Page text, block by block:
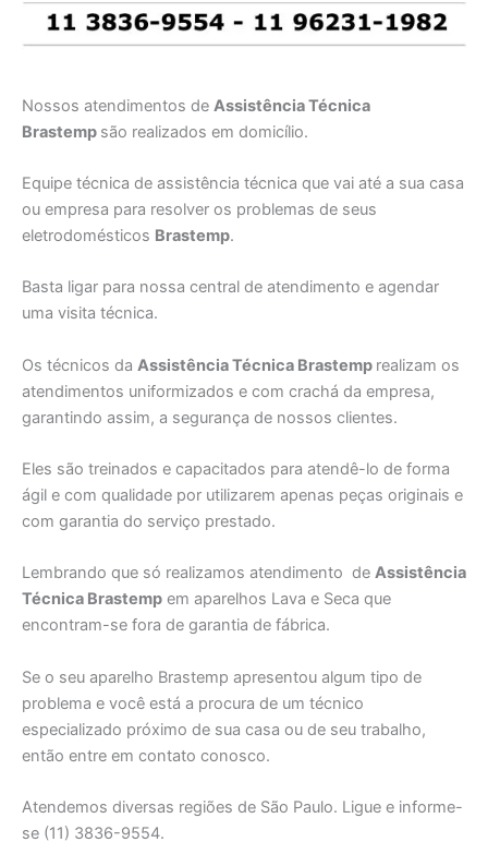
Nossos atendimentos de Assistência Técnica
Brastemp são realizados em domicílio.
Equipe técnica de assistência técnica que vai até a sua casa
ou empresa para resolver os problemas de seus
eletrodomésticos Brastemp.
Basta ligar para nossa central de atendimento e agendar
uma visita técnica.
Os técnicos da Assistência Técnica Brastemp realizam os
atendimentos uniformizados e com crachá da empresa,
garantindo assim, a segurança de nossos clientes.
Eles são treinados e capacitados para atendê-lo de forma
ágil e com qualidade por utilizarem apenas peças originais e
com garantia do serviço prestado.
Lembrando que só realizamos atendimento de Assistência
Técnica Brastemp em aparelhos Lava e Seca que
encontram-se fora de garantia de fábrica.
Se o seu aparelho Brastemp apresentou algum tipo de
problema e você está a procura de um técnico
especializado próximo de sua casa ou de seu trabalho,
então entre em contato conosco.
Atendemos diversas regiões de São Paulo. Ligue e informe-
se (11) 3836-9554.